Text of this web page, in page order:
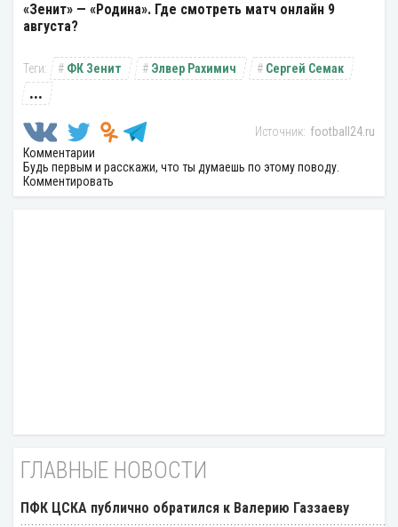
«Зенит» — «Родина». Где смотреть матч онлайн 9
августа?
ФК Зенит Элвер Рахимич Сергей Семак
...
football24.ru
Комментарии
Будь первым и расскажи, что ты думаешь по этому поводу.
Комментировать
ГЛАВНЫЕ НОВОСТИ
ПФК ЦСКА публично обратился к Валерию Газзаеву